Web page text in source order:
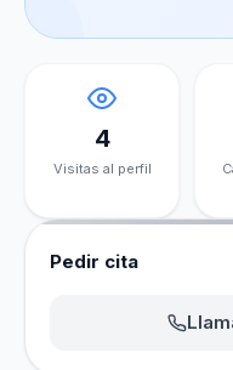
4
Visitas al perfil
Pedir cita